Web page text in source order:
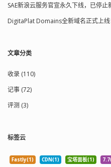
SAE新浪云服务官宣永久下线，已停止
DigitaPlat Domains全新域名正式上线
文章分类
收录 (110)
记事 (72)
评测 (3)
标签云
Fastly(1) CDN(1) 宝塔面板(1)